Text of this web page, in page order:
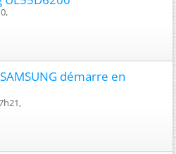
démarre en